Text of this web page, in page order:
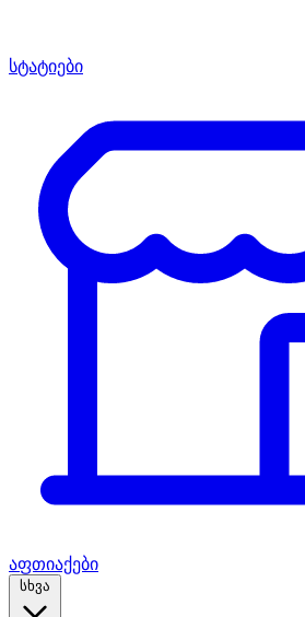
სტატიები
აფთიაქები
სხვა